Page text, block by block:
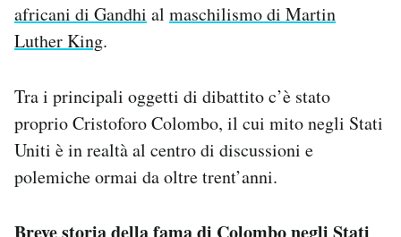
africani di Gandhi al maschilismo di Martin
Luther King.
Tra i principali oggetti di dibattito c’è stato
proprio Cristoforo Colombo, il cui mito negli Stati
Uniti è in realtà al centro di discussioni e
polemiche ormai da oltre trent’anni.